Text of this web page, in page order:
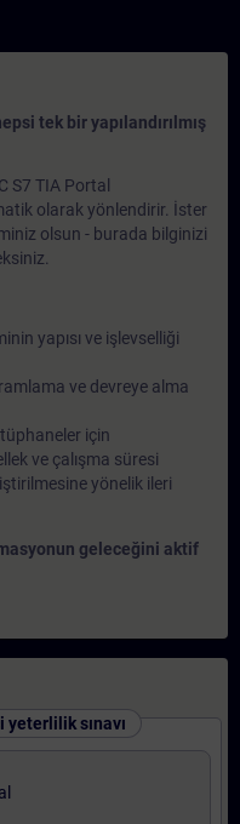
tek bir yapılandırılmış
S7 TIA Portal
olarak yönlendirir. İster
olsun - burada bilginizi
yapısı ve işlevselliği
ve devreye alma
için
ve çalışma süresi
yönelik ileri
geleceğini aktif
sınavı